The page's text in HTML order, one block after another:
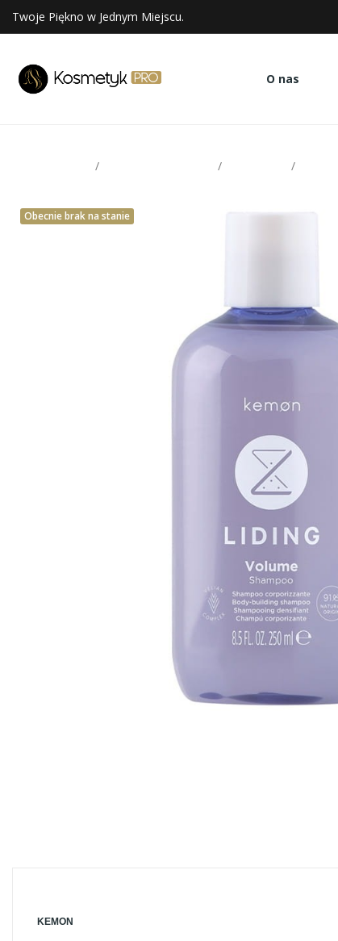
Twoje Piękno w Jednym Miejscu.
O nas
Obecnie brak na stanie
KEMON